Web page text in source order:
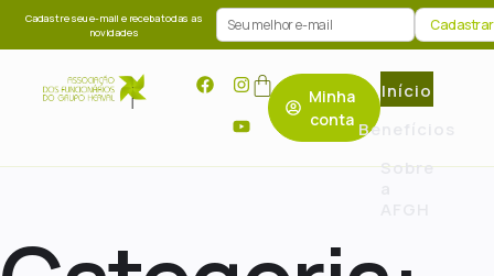
Cadastre seu e-mail e receba todas as
novidades
Início
Benefícios
Sobre
Minha
conta